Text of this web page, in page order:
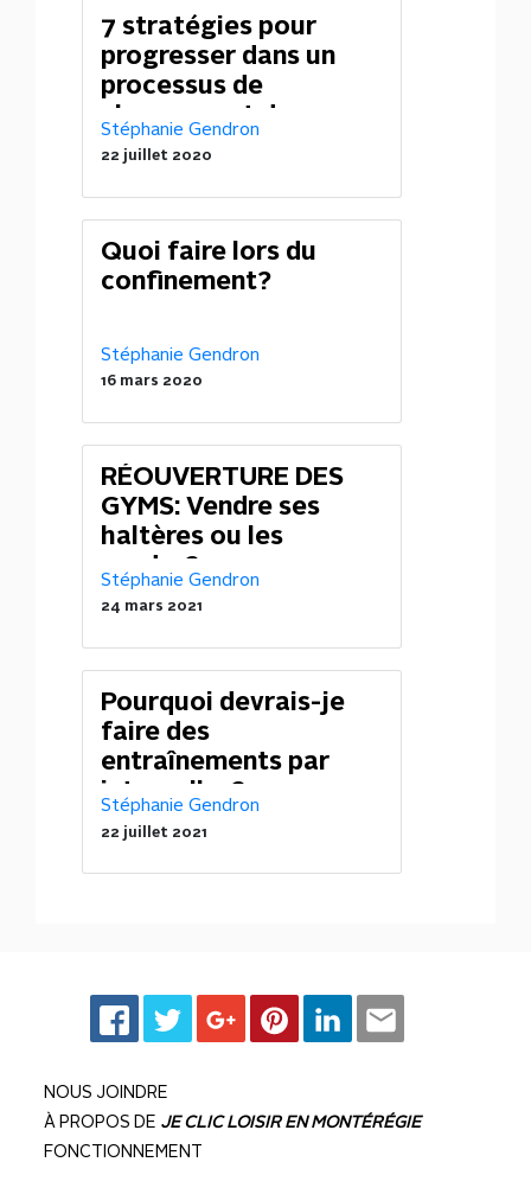
7 stratégies pour
progresser dans un
processus de
changement des
habitudes de vie
Stéphanie Gendron
22 juillet 2020
Quoi faire lors du
confinement?
Stéphanie Gendron
16 mars 2020
RÉOUVERTURE DES
GYMS: Vendre ses
haltères ou les
garder?
Stéphanie Gendron
24 mars 2021
Pourquoi devrais-je
faire des
entraînements par
intervalles?
Stéphanie Gendron
22 juillet 2021
NOUS JOINDRE
À PROPOS DE JE CLIC LOISIR EN MONTÉRÉGIE
FONCTIONNEMENT